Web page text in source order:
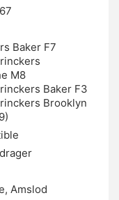
Baker F7
M8
Baker F3
Brooklyn
Amslod